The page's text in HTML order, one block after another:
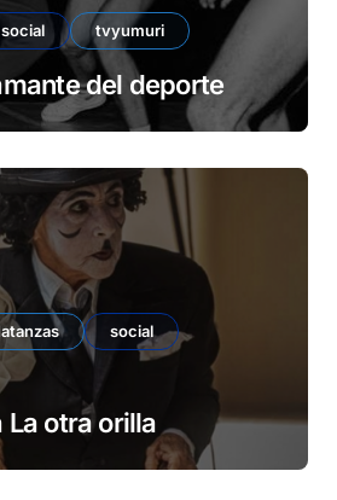
social tvyumuri
del deporte
social
La otra orilla